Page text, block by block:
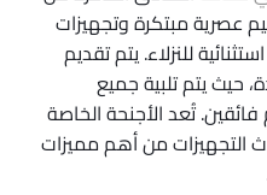
عصرية مبتكرة وتجهيزات
للنزلاء. يتم تقديم
حيث يتم تلبية جميع
فائقين. تُعد الأجنحة الخاصة
التجهيزات من أهم مميزات